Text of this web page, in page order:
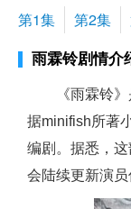
第1集 第2集
雨霖铃剧情介
《雨霖铃
据minifish所著
编剧。据悉，
会陆续更新演员